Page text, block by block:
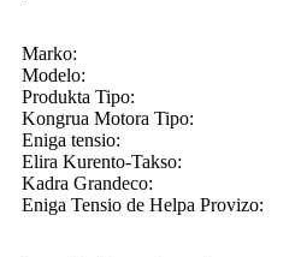
Marko:
Modelo:
Produkta Tipo:
Kongrua Motora Tipo:
Eniga tensio:
Elira Kurento-Takso:
Kadra Grandeco:
Eniga Tensio de Helpa Provizo: